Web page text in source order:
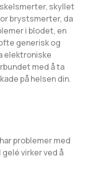
skyllet
brystsmerter, da
i blodet, en
generisk og
elektroniske
med å ta
på helsen din.
problemer med
virker ved å